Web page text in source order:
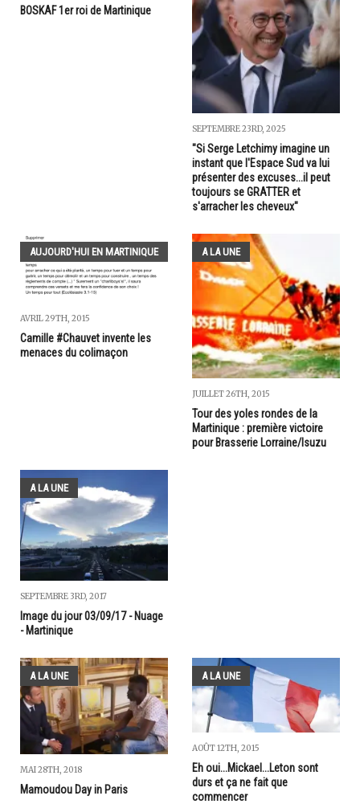
BOSKAF 1er roi de Martinique
SEPTEMBRE 23RD, 2025
"Si Serge Letchimy imagine un
instant que l'Espace Sud va lui
présenter des excuses...il peut
toujours se GRATTER et
s'arracher les cheveux"
AUJOURD'HUI EN MARTINIQUE
AVRIL 29TH, 2015
Camille #Chauvet invente les
menaces du colimaçon
A LA UNE
JUILLET 26TH, 2015
Tour des yoles rondes de la
Martinique : première victoire
pour Brasserie Lorraine/Isuzu
A LA UNE
SEPTEMBRE 3RD, 2017
Image du jour 03/09/17 - Nuage
- Martinique
A LA UNE
MAI 28TH, 2018
Mamoudou Day in Paris
A LA UNE
AOÛT 12TH, 2015
Eh oui...Mickael...Leton sont
durs et ça ne fait que
commencer